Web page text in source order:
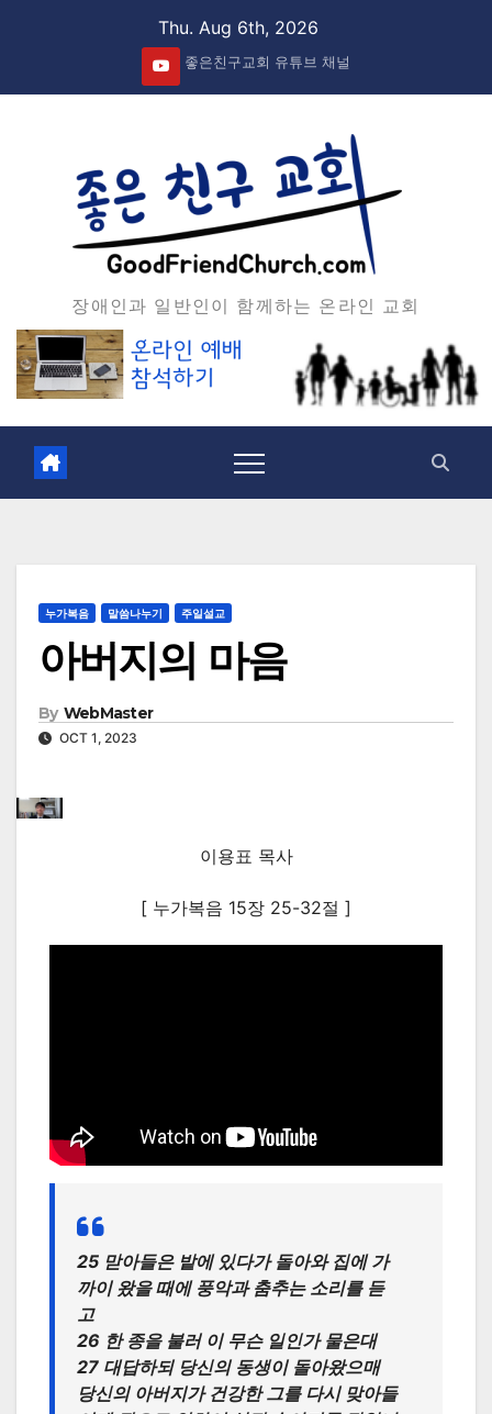
Thu. Aug 6th, 2026
좋은친구교회 유튜브 채널
장애인과 일반인이 함께하는 온라인 교회
누가복음 말씀나누기 주일설교
아버지의 마음
By WebMaster
OCT 1, 2023
이용표 목사
[ 누가복음 15장 25-32절 ]
25 맏아들은 밭에 있다가 돌아와 집에 가
까이 왔을 때에 풍악과 춤추는 소리를 듣
고
26 한 종을 불러 이 무슨 일인가 물은대
27 대답하되 당신의 동생이 돌아왔으매
당신의 아버지가 건강한 그를 다시 맞아들